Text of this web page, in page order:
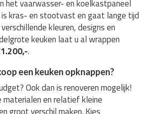
het vaarwasser- en koelkastpaneel
kras- en stootvast en gaat lange tijd
kleuren, designs en
keuken laat u al wrappen
.
een keuken opknappen?
Ook dan is renoveren mogelijk!
materialen en relatief kleine